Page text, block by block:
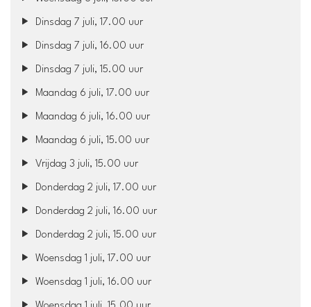
Dinsdag 7 juli, 17.00 uur
Dinsdag 7 juli, 16.00 uur
Dinsdag 7 juli, 15.00 uur
Maandag 6 juli, 17.00 uur
Maandag 6 juli, 16.00 uur
Maandag 6 juli, 15.00 uur
Vrijdag 3 juli, 15.00 uur
Donderdag 2 juli, 17.00 uur
Donderdag 2 juli, 16.00 uur
Donderdag 2 juli, 15.00 uur
Woensdag 1 juli, 17.00 uur
Woensdag 1 juli, 16.00 uur